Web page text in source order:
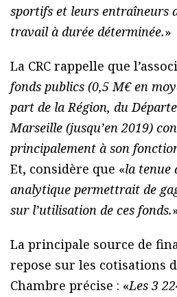
sportifs et leurs entraîneurs
travail à durée déterminée.»
La CRC rappelle que
fonds publics (0,5 M€ en
part de la Région, du
Marseille (jusqu’en 2019)
principalement à son
Et, considère que «la tenue
analytique permettrait de
sur l’utilisation de ces fonds.
La principale source de
repose sur les cotisations
Chambre précise : «Les 3